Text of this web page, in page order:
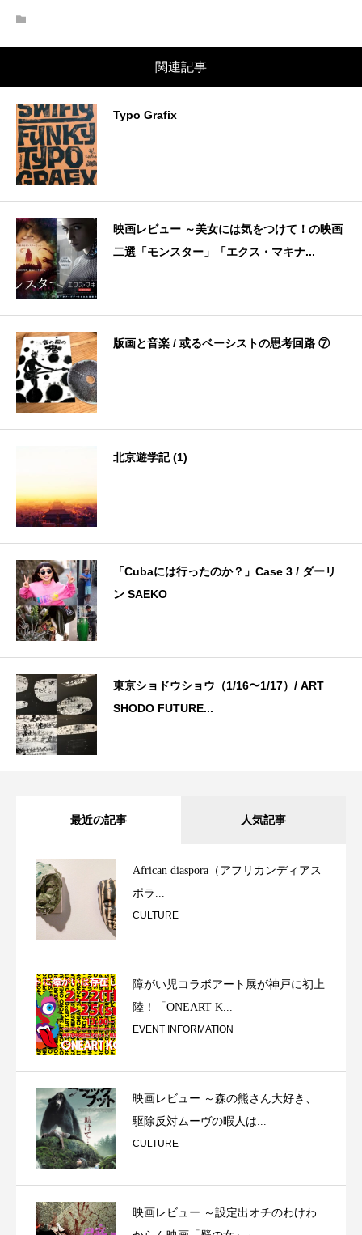
関連記事
Typo Grafix
映画レビュー ～美女には気をつけて！の映画
二選「モンスター」「エクス・マキナ...
版画と音楽 / 或るベーシストの思考回路 ⑦
北京遊学記 (1)
「Cubaには行ったのか？」Case 3 / ダーリ
ン SAEKO
東京ショドウショウ（1/16〜1/17）/ ART
SHODO FUTURE...
最近の記事 人気記事
African diaspora（アフリカンディアス
ポラ...
CULTURE
障がい児コラボアート展が神戸に初上
陸！「ONEART K...
EVENT INFORMATION
映画レビュー ～森の熊さん大好き、
駆除反対ムーヴの暇人は...
CULTURE
映画レビュー ～設定出オチのわけわ